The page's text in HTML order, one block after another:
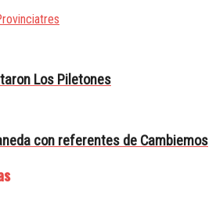
tres
Los Piletones
con referentes de Cambiemos